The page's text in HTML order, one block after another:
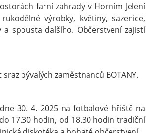
farní zahrady v Horním Jelení
výrobky, květiny, sazenice,
spousta dalšího. Občerstvení zajistí
bývalých zaměstnanců BOTANY.
30. 4. 2025 na fotbalové hřiště na
17.30 hodin, od 18.30 hodin tradiční